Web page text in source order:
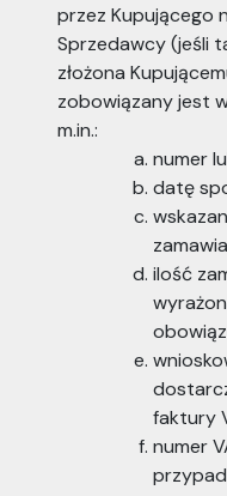
przez Kupującego
Sprzedawcy (jeśli
złożona
zobowiązany jest
m.in.:
numer
datę
ilość
faktury
numer